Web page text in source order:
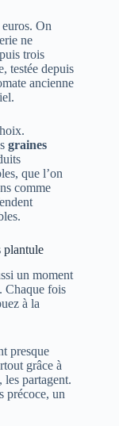
euros. On
ne
trois
testée depuis
ancienne
graines
que l’on
comme
plantule
un moment
Chaque fois
à la
presque
grâce à
les partagent.
précoce, un